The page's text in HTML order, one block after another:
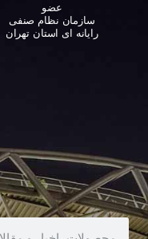
عضو
سازمان نظام صنفی
رایانه ای استان تهران